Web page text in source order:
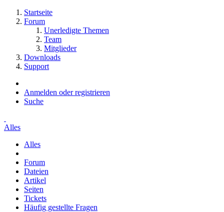
Startseite
Forum
Unerledigte Themen
Team
Mitglieder
Downloads
Support
Anmelden oder registrieren
Suche
Alles
Alles
Forum
Dateien
Artikel
Seiten
Tickets
Häufig gestellte Fragen